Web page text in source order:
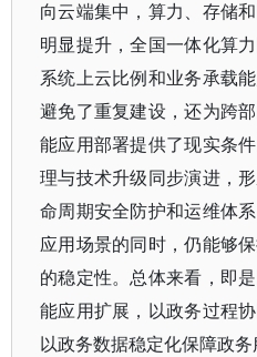
向云端集中，算力、存储
明显提升，全国一体化算力
系统上云比例和业务承载
避免了重复建设，还为跨
能应用部署提供了现实条
理与技术升级同步演进，
命周期安全防护和运维体
应用场景的同时，仍能够
的稳定性。总体来看，即
能应用扩展，以政务过程
以政务数据稳定化保障政务